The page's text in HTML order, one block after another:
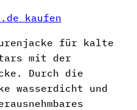
kaufen
für kalte
mit der
Durch die
wasserdicht und